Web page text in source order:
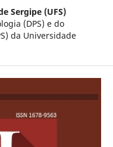
Sergipe (UFS)
(DPS) e do
da Universidade